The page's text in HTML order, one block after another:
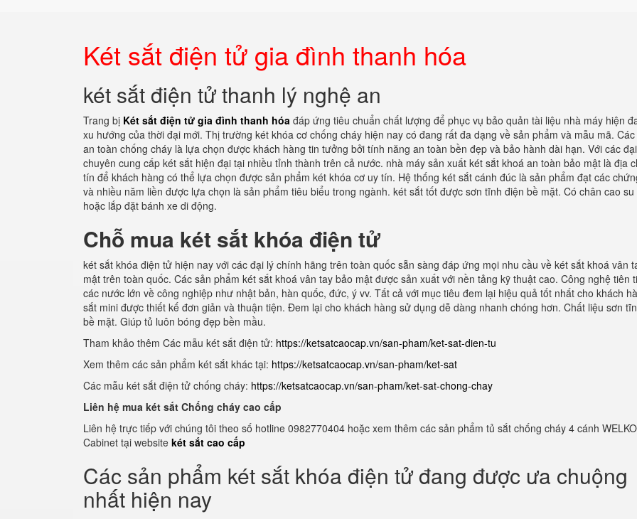
Két sắt điện tử gia đình thanh hóa
két sắt điện tử thanh lý nghệ an
Trang bị Két sắt điện tử gia đình thanh hóa đáp ứng tiêu chuẩn chất lượng để phục vụ bảo quản tài liệu nhà máy hiện
xu hướng của thời đại mới. Thị trường két khóa cơ chống cháy hiện nay có đang rất đa dạng về sản phẩm và mẫu mã.
an toàn chống cháy là lựa chọn được khách hàng tin tưởng bởi tính năng an toàn bền đẹp và bảo hành dài hạn. Với các
chuyên cung cấp két sắt hiện đại tại nhiều tỉnh thành trên cả nước. nhà máy sản xuất két sắt khoá an toàn bảo mật là địa
tín để khách hàng có thể lựa chọn được sản phẩm két khóa cơ uy tín. Hệ thống két sắt cánh đúc là sản phẩm đạt các
và nhiều năm liền được lựa chọn là sản phẩm tiêu biểu trong ngành. két sắt tốt được sơn tĩnh điện bề mặt. Có chân cao su
hoặc lắp đặt bánh xe di động.
Chỗ mua két sắt khóa điện tử
két sắt khóa điện tử hiện nay với các đại lý chính hãng trên toàn quốc sẵn sàng đáp ứng mọi nhu cầu về két sắt khoá vân
mật trên toàn quốc. Các sản phẩm két sắt khoá vân tay bảo mật được sản xuất với nền tảng kỹ thuật cao. Công nghệ tiên
các nước lớn về công nghiệp như nhật bản, hàn quốc, đức, ý vv. Tất cả với mục tiêu đem lại hiệu quả tốt nhất cho khách
sắt mini được thiết kế đơn giản và thuận tiện. Đem lại cho khách hàng sử dụng dễ dàng nhanh chóng hơn. Chất liệu sơn
bề mặt. Giúp tủ luôn bóng đẹp bền mầu.
Tham khảo thêm Các mẫu két sắt điện tử: https://ketsatcaocap.vn/san-pham/ket-sat-dien-tu
Xem thêm các sản phẩm két sắt khác tại: https://ketsatcaocap.vn/san-pham/ket-sat
Các mẫu két sắt điện tử chống cháy: https://ketsatcaocap.vn/san-pham/ket-sat-chong-chay
Liên hệ mua két sắt Chống cháy cao cấp
Liên hệ trực tiếp với chúng tôi theo số hotline 0982770404 hoặc xem thêm các sản phẩm tủ sắt chống cháy 4 cánh
Cabinet tại website két sắt cao cấp
Các sản phẩm két sắt khóa điện tử đang được ưa chuộng
nhất hiện nay